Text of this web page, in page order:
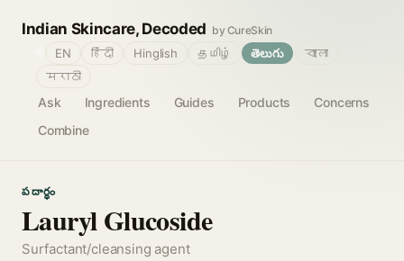
Indian Skincare, Decoded by CureSkin
Ask Ingredients Guides Products
Concerns
Combine
EN हिंदी Hinglish தமிழ் తెలుగు
বাংলা
मराठी
పదార్థం
Lauryl Glucoside
Surfactant/cleansing agent